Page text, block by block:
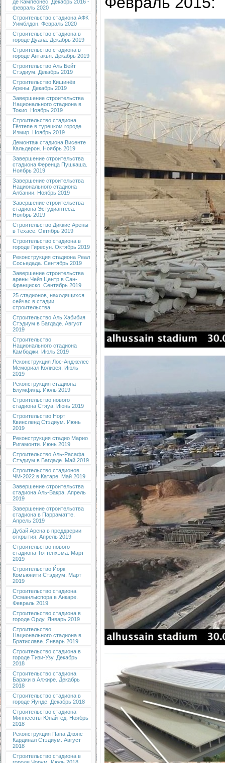
де Кампеонес. Декабрь 2016 -
февраль 2020
Строительство стадиона АФК
Уимблдон. Февраль 2020
Строительство стадиона в
городе Дуала. Декабрь 2019
Строительство стадиона в
городе Антакья. Декабрь 2019
Строительство Аль Бейт
Стэдиум. Декабрь 2019
Строительство Кишинёв
Арены. Декабрь 2019
Завершение строительства
Национального стадиона в
Токио. Ноябрь 2019
Строительство стадиона
Гёзтепе в турецком городе
Измир. Ноябрь 2019
Демонтаж стадиона Висенте
Кальдерон. Ноябрь 2019
Завершение строительства
стадиона Ференца Пушкаша.
Ноябрь 2019
Завершение строительства
Национального стадиона
Албании. Ноябрь 2019
Завершение строительства
стадиона Эстудиантеса.
Ноябрь 2019
Строительство Диккис Арены
в Техасе. Октябрь 2019
Строительство стадиона в
городе Гиресун. Октябрь 2019
Реконструкция стадиона Реал
Сосьедада. Сентябрь 2019
Завершение строительства
арены Чейз Центр в Сан-
Франциско. Сентябрь 2019
25 стадионов, находящихся
сейчас в стадии
строительства
Строительство Аль Хабибия
Стэдиум в Багдаде. Август
2019
Строительство
Национального стадиона
Камбоджи. Июль 2019
Реконструкция Лос-Анджелес
Мемориал Колизея. Июль
2019
Реконструкция стадиона
Блумфилд. Июль 2019
Строительство нового
стадиона Стяуа. Июнь 2019
Строительство Норт
Квинсленд Стэдиум. Июнь
2019
Реконструкция стадио Марио
Ригамонти. Июнь 2019
Строительство Аль-Расафа
Стэдиум в Багдаде. Май 2019
Строительство стадионов
ЧМ-2022 в Катаре. Май 2019
Завершение строительства
стадиона Аль-Вакра. Апрель
2019
Завершение строительства
стадиона в Парраматте.
Апрель 2019
Дубай Арена в преддверии
открытия. Апрель 2019
Строительство нового
стадиона Тоттенхэма. Март
2019
Строительство Йорк
Комьюнити Стэдиум. Март
2019
Строительство стадиона
Османлыспора в Анкаре.
Февраль 2019
Строительство стадиона в
городе Орду. Январь 2019
Строительство
Национального стадиона в
Братиславе. Январь 2019
Строительство стадиона в
городе Тизи-Узу. Декабрь
2018
Строительство стадиона
Бараки в Алжире. Декабрь
2018
Строительство стадиона в
городе Яунде. Декабрь 2018
Строительство стадиона
Миннесоты Юнайтед. Ноябрь
2018
Реконструкция Папа Джонс
Кардинал Стэдиум. Август
2018
Строительство стадиона в